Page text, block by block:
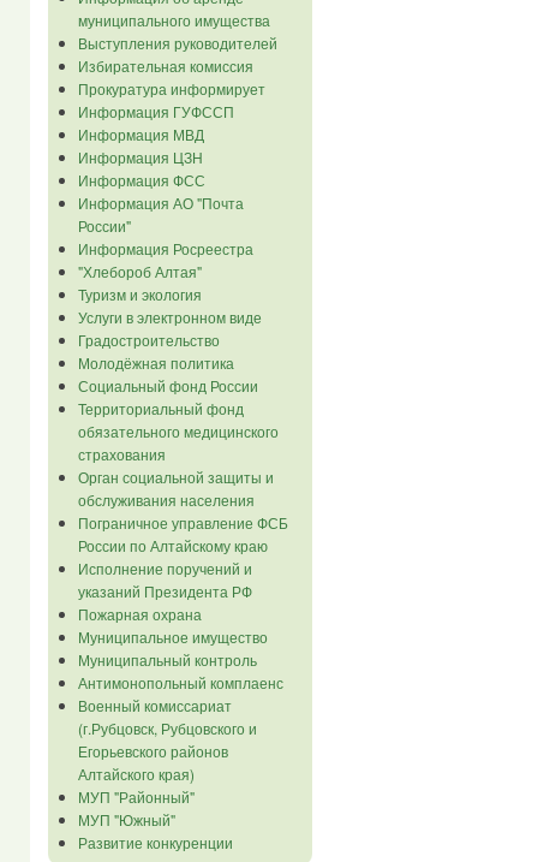
муниципального имущества
Выступления руководителей
Избирательная комиссия
Прокуратура информирует
Информация ГУФССП
Информация МВД
Информация ЦЗН
Информация ФСС
Информация АО "Почта
России"
Информация Росреестра
"Хлебороб Алтая"
Туризм и экология
Услуги в электронном виде
Градостроительство
Молодёжная политика
Социальный фонд России
Территориальный фонд
обязательного медицинского
страхования
Орган социальной защиты и
обслуживания населения
Пограничное управление ФСБ
России по Алтайскому краю
Исполнение поручений и
указаний Президента РФ
Пожарная охрана
Муниципальное имущество
Муниципальный контроль
Антимонопольный комплаенс
Военный комиссариат
(г.Рубцовск, Рубцовского и
Егорьевского районов
Алтайского края)
МУП "Районный"
МУП "Южный"
Развитие конкуренции